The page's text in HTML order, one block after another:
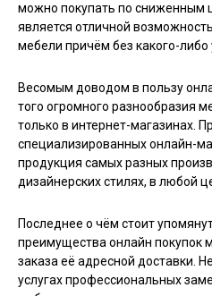
можно покупать по сниженным
является отличной
мебели причём без какого-либо
Весомым доводом в пользу
того огромного разнообразия
только в интернет-магазинах.
специализированных онлайн-
продукция самых разных
дизайнерских стилях, в любой
Последнее о чём стоит
преимущества онлайн покупок
заказа её адресной доставки.
услугах профессиональных